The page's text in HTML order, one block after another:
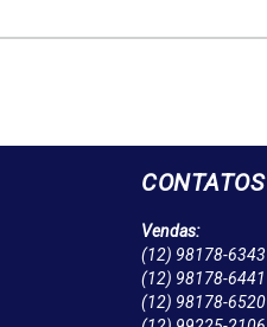
CONTATOS
Vendas:
(12) 98178-6343
(12) 98178-6441
(12) 98178-6520